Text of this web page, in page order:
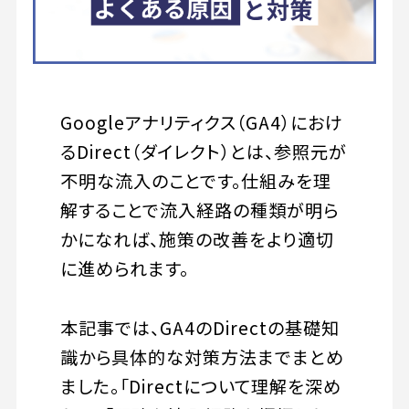
Googleアナリティクス（GA4）におけ
るDirect（ダイレクト）とは、参照元が
不明な流入のことです。仕組みを理
解することで流入経路の種類が明ら
かになれば、施策の改善をより適切
に進められます。
本記事では、GA4のDirectの基礎知
識から具体的な対策方法までまとめ
ました。「Directについて理解を深め